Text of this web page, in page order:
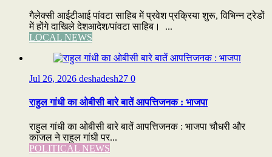
गैलेक्सी आईटीआई पांवटा साहिब में प्रवेश प्रक्रिया शुरू, विभिन्न ट्रेडों
में होंगे दाखिले देशआदेश/पांवटा साहिब। ...
LOCAL NEWS
Jul 26, 2026 deshadesh27 0
राहुल गांधी का ओबीसी बारे बातें आपत्तिजनक : भाजपा
राहुल गांधी का ओबीसी बारे बातें आपत्तिजनक : भाजपा चौधरी और
काजल ने राहुल गांधी पर...
POLITICAL NEWS